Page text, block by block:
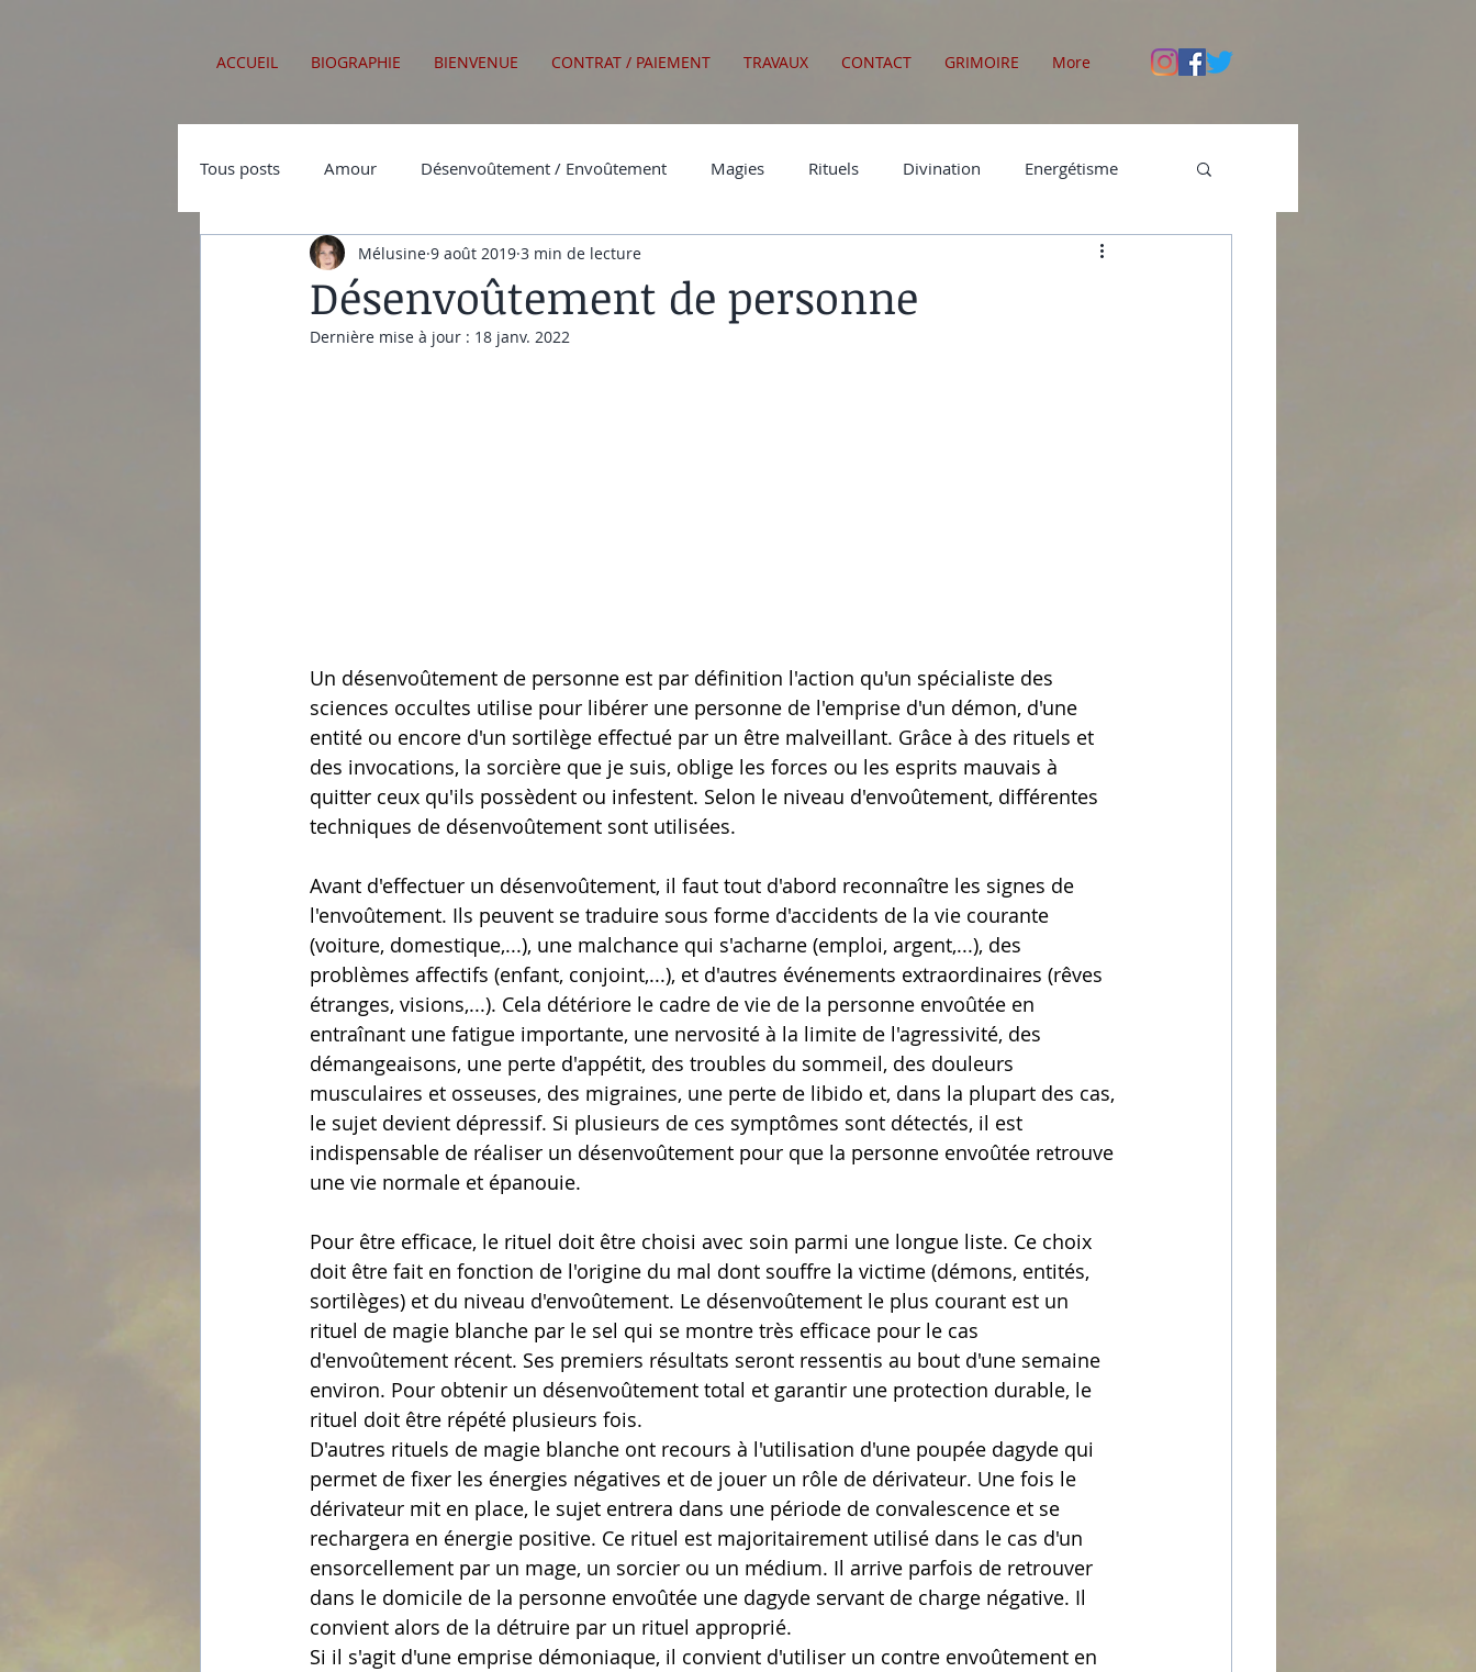
ACCUEIL BIOGRAPHIE BIENVENUE CONTRAT / PAIEMENT TRAVAUX CONTACT GRIMOIRE More
Tous posts Amour Désenvoûtement / Envoûtement Magies Rituels Divination Energétisme
Démonologie Actualités
Désenvoûtement de personne
Mélusine 9 août 2019 3 min de lecture
Dernière mise à jour : 18 janv. 2022
Un désenvoûtement de personne est par définition l'action qu'un spécialiste des
sciences occultes utilise pour libérer une personne de l'emprise d'un démon, d'une
entité ou encore d'un sortilège effectué par un être malveillant. Grâce à des rituels et
des invocations, la sorcière que je suis, oblige les forces ou les esprits mauvais à
quitter ceux qu'ils possèdent ou infestent. Selon le niveau d'envoûtement, différentes
techniques de désenvoûtement sont utilisées.
Avant d'effectuer un désenvoûtement, il faut tout d'abord reconnaître les signes de
l'envoûtement. Ils peuvent se traduire sous forme d'accidents de la vie courante
(voiture, domestique,...), une malchance qui s'acharne (emploi, argent,...), des
problèmes affectifs (enfant, conjoint,...), et d'autres événements extraordinaires (rêves
étranges, visions,...). Cela détériore le cadre de vie de la personne envoûtée en
entraînant une fatigue importante, une nervosité à la limite de l'agressivité, des
démangeaisons, une perte d'appétit, des troubles du sommeil, des douleurs
musculaires et osseuses, des migraines, une perte de libido et, dans la plupart des cas,
le sujet devient dépressif. Si plusieurs de ces symptômes sont détectés, il est
indispensable de réaliser un désenvoûtement pour que la personne envoûtée retrouve
une vie normale et épanouie.
Pour être efficace, le rituel doit être choisi avec soin parmi une longue liste. Ce choix
doit être fait en fonction de l'origine du mal dont souffre la victime (démons, entités,
sortilèges) et du niveau d'envoûtement. Le désenvoûtement le plus courant est un
rituel de magie blanche par le sel qui se montre très efficace pour le cas
d'envoûtement récent. Ses premiers résultats seront ressentis au bout d'une semaine
environ. Pour obtenir un désenvoûtement total et garantir une protection durable, le
rituel doit être répété plusieurs fois.
D'autres rituels de magie blanche ont recours à l'utilisation d'une poupée dagyde qui
permet de fixer les énergies négatives et de jouer un rôle de dérivateur. Une fois le
dérivateur mit en place, le sujet entrera dans une période de convalescence et se
rechargera en énergie positive. Ce rituel est majoritairement utilisé dans le cas d'un
ensorcellement par un mage, un sorcier ou un médium. Il arrive parfois de retrouver
dans le domicile de la personne envoûtée une dagyde servant de charge négative. Il
convient alors de la détruire par un rituel approprié.
Si il s'agit d'une emprise démoniaque, il convient d'utiliser un contre envoûtement en